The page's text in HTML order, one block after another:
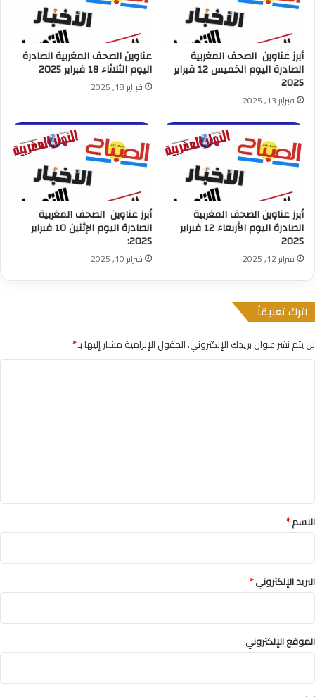
أبرز عناوين الصحف المغربية
الصادرة اليوم الخميس 12 فبراير
2025
فبراير 13, 2025
عناوين الصحف المغربية الصادرة
اليوم الثلاثاء 18 فبراير 2025
فبراير 18, 2025
أبرز عناوين الصحف المغربية
الصادرة اليوم الأربعاء 12 فبراير
2025
فبراير 12, 2025
أبرز عناوين الصحف المغربية
الصادرة اليوم الإثنين 10 فبراير
2025:
فبراير 10, 2025
اترك تعليقاً
لن يتم نشر عنوان بريدك الإلكتروني.الحقول الإلزامية مشار إليها بـ*
*
الاسم*
البريد الإلكتروني*
الموقع الإلكتروني